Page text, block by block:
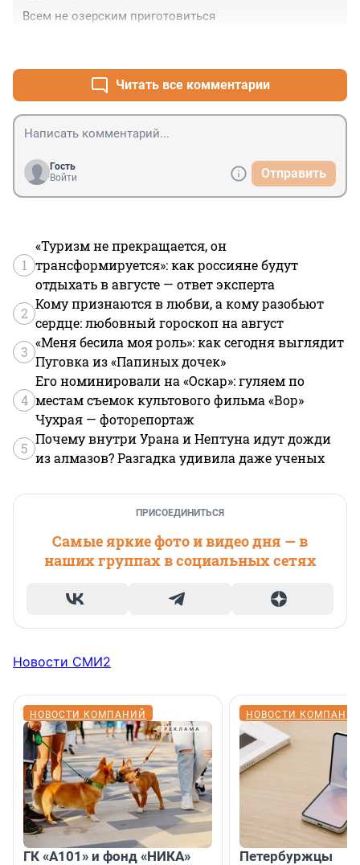
Всем не озерским приготовиться
Читать все комментарии
Гость
Войти
Отправить
1
«Туризм не прекращается, он
трансформируется»: как россияне будут
отдыхать в августе — ответ эксперта
2
Кому признаются в любви, а кому разобьют
сердце: любовный гороскоп на август
3
«Меня бесила моя роль»: как сегодня выглядит
Пуговка из «Папиных дочек»
4
Его номинировали на «Оскар»: гуляем по
местам съемок культового фильма «Вор»
Чухрая — фоторепортаж
5
Почему внутри Урана и Нептуна идут дожди
из алмазов? Разгадка удивила даже ученых
ПРИСОЕДИНИТЬСЯ
Самые яркие фото и видео дня — в
наших группах в социальных сетях
Новости СМИ2
НОВОСТИ КОМПАНИЙ
ГК «А101» и фонд «НИКА»
НОВОСТИ
Петербуржцы